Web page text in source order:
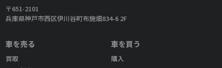
〒651-2101
兵庫県神戸市西区伊川谷町布施畑834-6 2F
車を売る
買取
車を買う
購入